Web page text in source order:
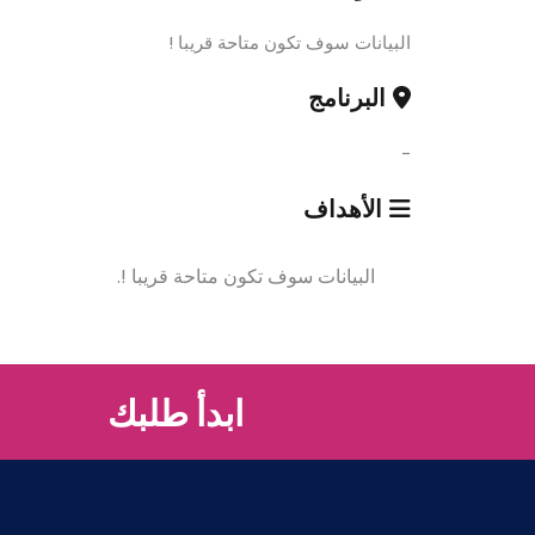
البيانات سوف تكون متاحة قريبا !
البرنامج
-
الأهداف
البيانات سوف تكون متاحة قريبا !.
ابدأ طلبك